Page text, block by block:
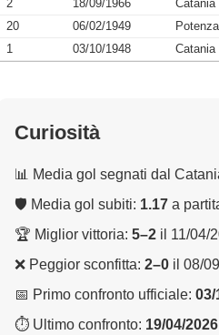
2
18/09/1966 Catania
20
06/02/1949 Potenza
1
03/10/1948 Catania
Curiosità
📊 Media gol segnati dal
🛡 Media gol subiti: 1.17 a
🏆 Miglior vittoria: 5–2 il 11/04/
❌ Peggior sconfitta: 2–0 il 08/
📅 Primo confronto ufficiale: 03/
⏱ Ultimo confronto: 19/04/2026